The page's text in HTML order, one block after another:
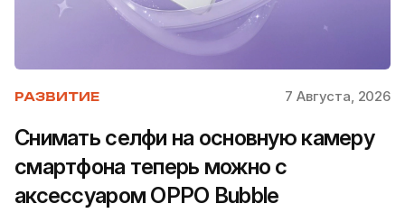
РАЗВИТИЕ 7 Августа, 2026
Снимать селфи на основную камеру
смартфона теперь можно с
аксессуаром OPPO Bubble